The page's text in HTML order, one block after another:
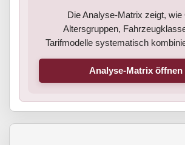
Die Analyse-Matrix zeigt, wie
Altersgruppen,
Tarifmodelle systematisch
Analyse-Matrix öffnen